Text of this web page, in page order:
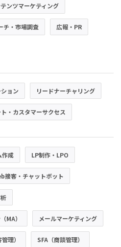
ンツマーケティング
チ・市場調査 広報・PR
ョン リードナーチャリング
・カスタマーサクセス
作成 LP制作・LPO
接客・チャットボット
MA） メールマーケティング
理） SFA（商談管理）